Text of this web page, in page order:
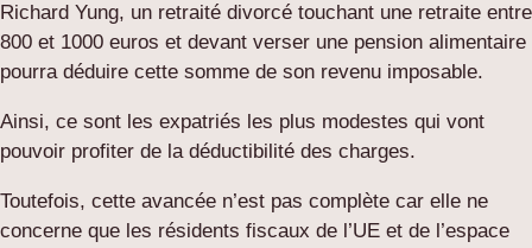
Richard Yung, un retraité divorcé touchant une retraite entre
800 et 1000 euros et devant verser une pension alimentaire
pourra déduire cette somme de son revenu imposable.
Ainsi, ce sont les expatriés les plus modestes qui vont
pouvoir profiter de la déductibilité des charges.
Toutefois, cette avancée n’est pas complète car elle ne
concerne que les résidents fiscaux de l’UE et de l’espace